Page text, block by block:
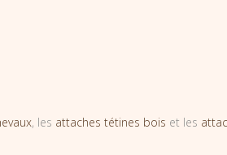
, les attaches tétines bois et les